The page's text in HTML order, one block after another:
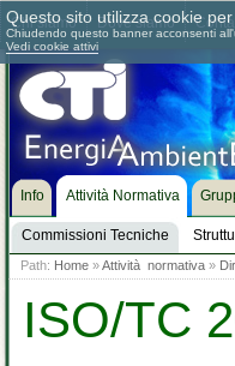
Chi siamo Dove siamo
Info Attività Normativa
Commissioni Tecniche
Path: Home »Attività normativa »
ISO/TC
Questo sito utilizza cookie
Chiudendo questo banner acconsenti
Vedi cookie attivi